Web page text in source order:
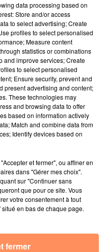
avoir trouvé cela
cela auparavant". La
fait de commentaire sur
a couté la victoire. "On
faisait le lièvre", a
britannique
terme d'une finale
Lilian Kasait
devant la Néerlandaise
Katie Mackey.
pour mettre en
data processing based on
Store and/or access
to select advertising; Create
profiles to select personalised
Measure content
statistics or combinations
and improve services; Create
to select personalised
Ensure security, prevent and
present advertising and content;
These technologies may
and browsing data to offer
based on information actively
Match and combine data from
Identify devices based on
et fermer", ou affiner en
dans "Gérer mes choix".
sur "Continuer sans
que pour ce site. Vous
votre consentement à tout
en bas de chaque page.
fermer